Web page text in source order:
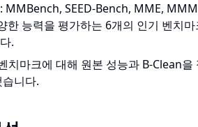
: MMBench, SEED-Bench, MME,
한 능력을 평가하는 6개의 인기 벤치
.
치마크에 대해 원본 성능과 B-Clean을
니다.